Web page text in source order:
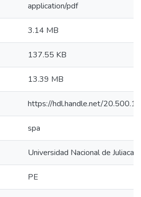
application/pdf
3.14 MB
137.55 KB
13.39 MB
https://hdl.handle.net/
spa
Universidad Nacional de Juliaca
PE